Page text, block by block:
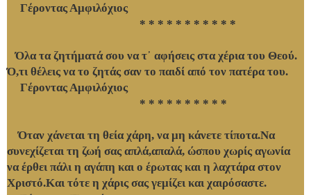
Γέροντας Αμφιλόχιος
* * * * * * * * * * *
Όλα τα ζητήματά σου να τ᾿ αφήσεις στα χέρια του Θεού.
Ό,τι θέλεις να το ζητάς σαν το παιδί από τον πατέρα του.
Γέροντας Αμφιλόχιος
* * * * * * * * * *
Όταν χάνεται τη θεία χάρη, να μη κάνετε τίποτα.Να
συνεχίζεται τη ζωή σας απλά,απαλά, ώσπου χωρίς αγωνία
να έρθει πάλι η αγάπη και ο έρωτας και η λαχτάρα στον
Χριστό.Και τότε η χάρις σας γεμίζει και χαιρόσαστε.